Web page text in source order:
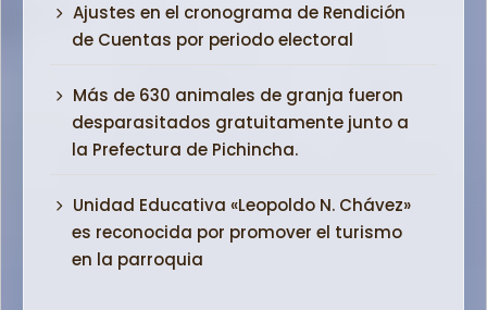
Ajustes en el cronograma de Rendición
de Cuentas por periodo electoral
Más de 630 animales de granja fueron
desparasitados gratuitamente junto a
la Prefectura de Pichincha.
Unidad Educativa «Leopoldo N. Chávez»
es reconocida por promover el turismo
en la parroquia